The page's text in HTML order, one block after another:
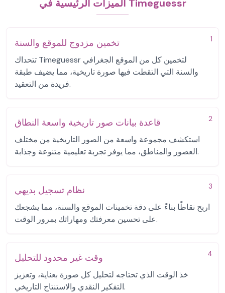
الميزات الرئيسية في Timeguessr
1 تخمين مزدوج للموقع والسنة
تتحداك Timeguessr لتخمين كل من الموقع الجغرافي
والسنة التي التقطت فيها صورة تاريخية، مما يضيف طبقة
فريدة من التعقيد.
2 قاعدة بيانات صور تاريخية واسعة النطاق
استكشف مجموعة واسعة من الصور التاريخية من مختلف
العصور والمناطق، مما يوفر تجربة تعليمية متنوعة وجذابة.
3 نظام تسجيل بديهي
اربح نقاطًا بناءً على دقة تخمينات الموقع والسنة، مما يشجعك
على تحسين معرفتك ومهاراتك بمرور الوقت.
4 وقت غير محدود للتحليل
خذ الوقت الذي تحتاجه لتحليل كل صورة بعناية، وتعزيز
التفكير النقدي والاستنتاج التاريخي.